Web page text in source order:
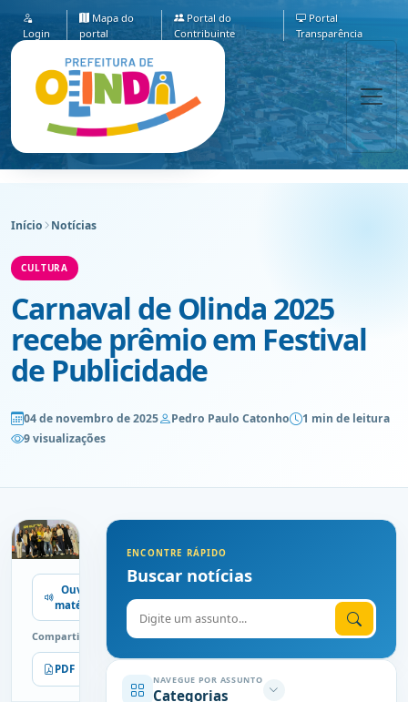
Login
Mapa do
portal
Portal do
Contribuinte
Portal
Transparência
Início Notícias
CULTURA
Carnaval de Olinda 2025
recebe prêmio em Festival
de Publicidade
04 de novembro de 2025 Pedro Paulo Catonho
1 min de leitura
9 visualizações
Ouvir
matéria
Compartilhe
PDF Imprimir
ENCONTRE RÁPIDO
Buscar notícias
Digite o assunto
NAVEGUE POR ASSUNTO
Categorias